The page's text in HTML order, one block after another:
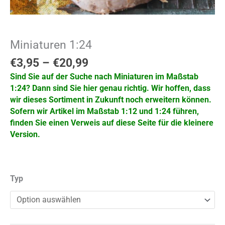
Miniaturen 1:24
€3,95 – €20,99
Sind Sie auf der Suche nach Miniaturen im Maßstab
1:24? Dann sind Sie hier genau richtig. Wir hoffen, dass
wir dieses Sortiment in Zukunft noch erweitern können.
Sofern wir Artikel im Maßstab 1:12 und 1:24 führen,
finden Sie einen Verweis auf diese Seite für die kleinere
Version.
Typ